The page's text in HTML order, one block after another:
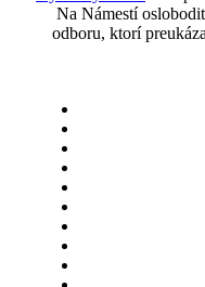
Na Námestí
odboru, ktorí